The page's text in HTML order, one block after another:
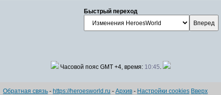
Быстрый переход
Часовой пояс GMT +4, время: 10:45.
Обратная связь - https://heroesworld.ru - Архив - Настройки cookies Вверх